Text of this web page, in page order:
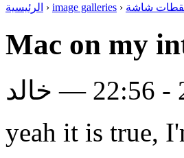
الرئيسية › image galleries › شاشة
Mac on my
yeah it is true,